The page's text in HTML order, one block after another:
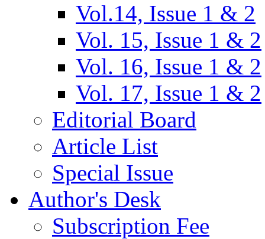
Vol.14, Issue 1 & 2
Vol. 15, Issue 1 & 2
Vol. 16, Issue 1 & 2
Vol. 17, Issue 1 & 2
Editorial Board
Article List
Special Issue
Author's Desk
Subscription Fee